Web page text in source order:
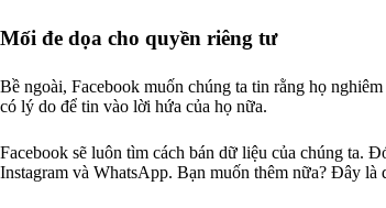
Mối đe dọa cho quyền riêng tư
Bề ngoài, Facebook muốn chúng ta tin rằng họ
có lý do để tin vào lời hứa của họ nữa.
Facebook sẽ luôn tìm cách bán dữ liệu của chúng ta.
Instagram và WhatsApp. Bạn muốn thêm nữa? Đây là